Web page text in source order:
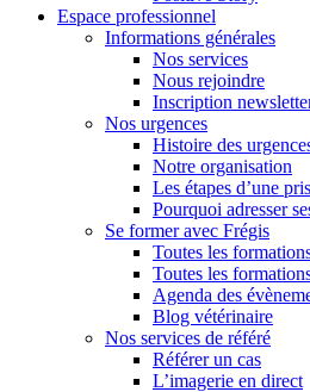
Espace professionnel
Informations générales
Nos services
Nous rejoindre
Inscription
Nos urgences
Histoire des
Notre organisation
Les étapes d’une
Pourquoi adresser
Se former avec Frégis
Toutes les
Toutes les
Agenda des
Blog vétérinaire
Nos services de référé
Référer un cas
L’imagerie en direct